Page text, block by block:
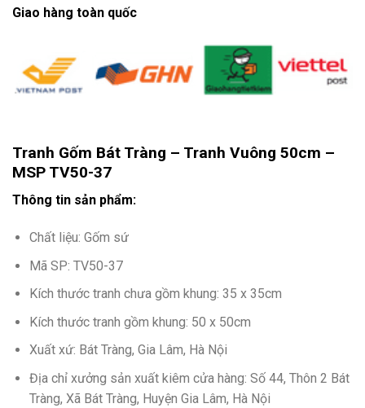
Giao hàng toàn quốc
Tranh Gốm Bát Tràng – Tranh Vuông 50cm –
MSP TV50-37
Thông tin sản phẩm:
Chất liệu: Gốm sứ
Mã SP: TV50-37
Kích thước tranh chưa gồm khung: 35 x 35cm
Kích thước tranh gồm khung: 50 x 50cm
Xuất xứ: Bát Tràng, Gia Lâm, Hà Nội
Địa chỉ xưởng sản xuất kiêm cửa hàng: Số 44, Thôn 2 Bát
Tràng, Xã Bát Tràng, Huyện Gia Lâm, Hà Nội